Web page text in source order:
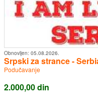
Obnovljen: 05.08.2026.
Srpski za strance -
Podučavanje
2.000,00 din